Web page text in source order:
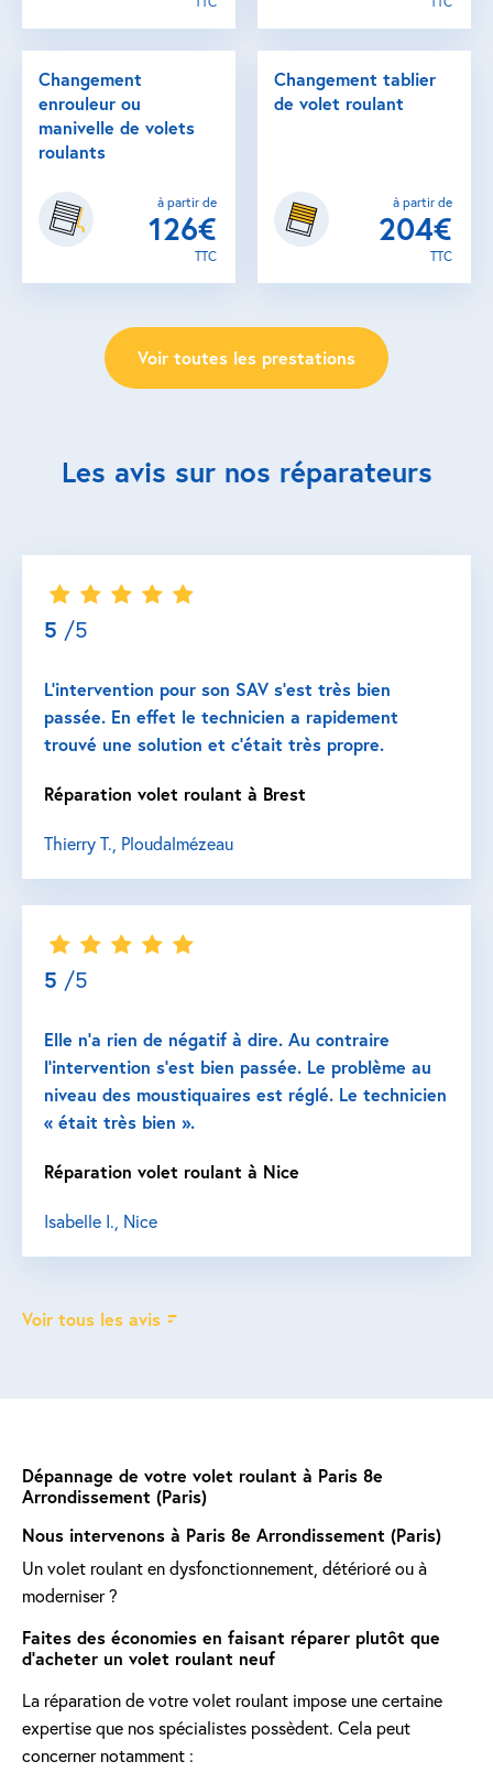
Dépannage de votre volet roulant à Paris 8e
Arrondissement (Paris)
Nous intervenons à Paris 8e Arrondissement (Paris)
Un volet roulant en dysfonctionnement, détérioré ou à
moderniser ?
Faites des économies en faisant réparer plutôt que
d'acheter un volet roulant neuf
La réparation de votre volet roulant impose une certaine
expertise que nos spécialistes possèdent. Cela peut
concerner notamment :
Changement
enrouleur ou
manivelle de volets
roulants
à partir de
126€
TTC
Changement tablier
de volet roulant
à partir de
204€
TTC
Voir toutes les prestations
Les avis sur nos réparateurs
5 /5
L’intervention pour son SAV s’est très bien
passée. En effet le technicien a rapidement
trouvé une solution et c’était très propre.
Réparation volet roulant à Brest
Thierry T., Ploudalmézeau
5 /5
Elle n’a rien de négatif à dire. Au contraire
l’intervention s’est bien passée. Le problème au
niveau des moustiquaires est réglé. Le technicien
« était très bien ».
Réparation volet roulant à Nice
Isabelle I., Nice
Voir tous les avis